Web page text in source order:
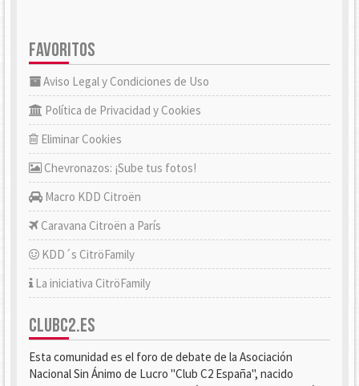
FAVORITOS
Aviso Legal y Condiciones de Uso
Política de Privacidad y Cookies
Eliminar Cookies
Chevronazos: ¡Sube tus fotos!
Macro KDD Citroën
Caravana Citroën a París
KDD´s CitröFamily
La iniciativa CitröFamily
CLUBC2.ES
Esta comunidad es el foro de debate de la Asociación
Nacional Sin Ánimo de Lucro "Club C2 España", nacido